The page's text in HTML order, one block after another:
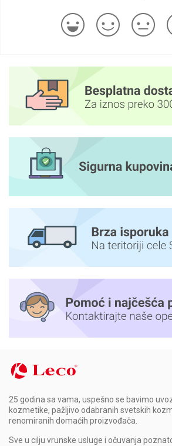
25 godina sa vama, uspešno se bavimo
kozmetike, pažljivo odabranih svetskih
renomiranih domaćih proizvođača.
Sve u cilju vrunske usluge i očuvanja